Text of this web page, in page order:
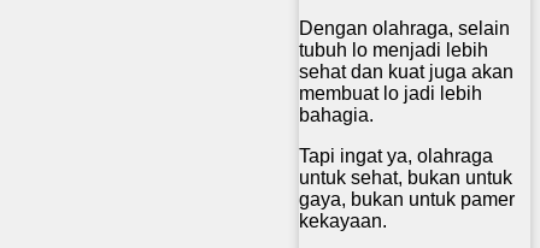
Dengan olahraga, selain
tubuh lo menjadi lebih
sehat dan kuat juga akan
membuat lo jadi lebih
bahagia.
Tapi ingat ya, olahraga
untuk sehat, bukan untuk
gaya, bukan untuk pamer
kekayaan.